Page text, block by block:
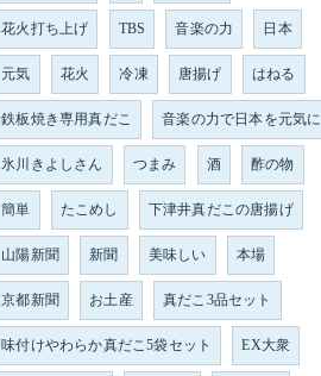
花火打ち上げ TBS 音楽の力 日本
元気 花火 冷凍 唐揚げ はねる
鉄板焼き専用真だこ 音楽の力で日本を元気に
氷川きよしさん つまみ 酒 酢の物
簡単 たこめし 下津井真だこの唐揚げ
山陽新聞 新聞 美味しい 本場
京都新聞 お土産 真だこ3品セット
味付けやわらか真だこ5袋セット EX大衆